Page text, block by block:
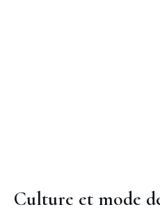
Culture et mode